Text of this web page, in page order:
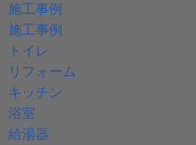
施工事例
施工事例
トイレ
リフォーム
キッチン
浴室
給湯器